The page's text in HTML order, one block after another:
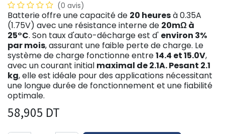
(0 avis)
Batterie offre une capacité de 20 heuresà 0.35A
(1.75V) avec une résistance interne de 20mΩ à
25°C. Son taux d'auto-décharge est d' environ 3%
par mois, assurant une faible perte de charge. Le
système de charge fonctionne entre14.4 et 15.0V,
avec un courant initial maximal de 2.1A. Pesant 2.1
kg, elle est idéale pour des applications nécessitant
une longue durée de fonctionnement et une fiabilité
optimale.
58,905 DT